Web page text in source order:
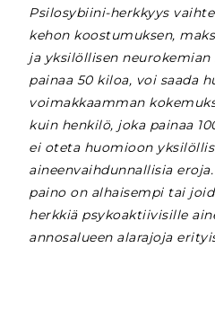
Psilosybiini-herkkyys
kehon koostumuksen,
ja yksilöllisen neurokemian
painaa 50 kiloa, voi saada
voimakkaamman
kuin henkilö, joka painaa
ei oteta huomioon
aineenvaihdunnallisia
paino on alhaisempi tai
herkkiä psykoaktiivisille
annosalueen alarajoja